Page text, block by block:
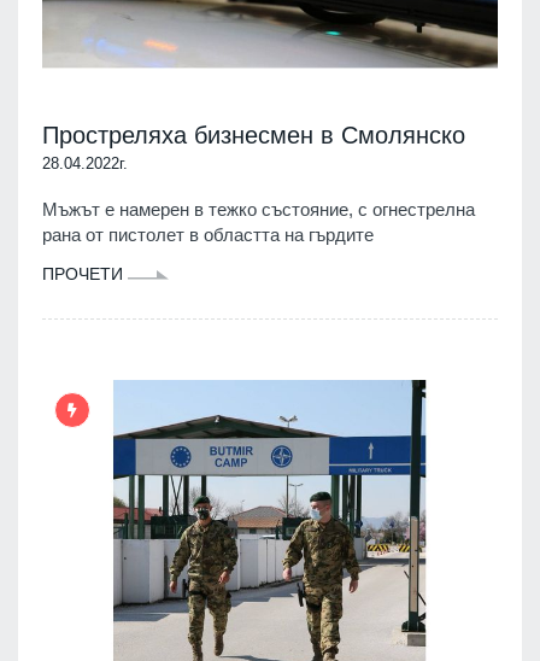
Простреляха бизнесмен в Смолянско
28.04.2022г.
Мъжът е намерен в тежко състояние, с огнестрелна
рана от пистолет в областта на гърдите
ПРОЧЕТИ